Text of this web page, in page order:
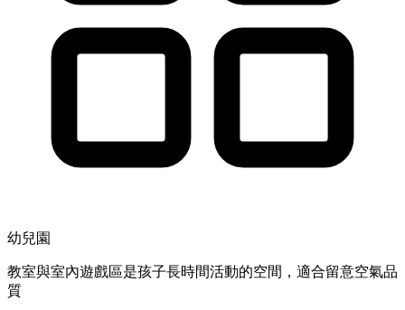
幼兒園
教室與室內遊戲區是孩子長時間活動的空間，適合留意空氣品
質